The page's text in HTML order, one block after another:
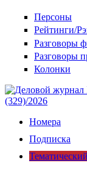
Персоны
Рейтинги/
Разговоры
Разговоры
Колонки
Номера
Подписка